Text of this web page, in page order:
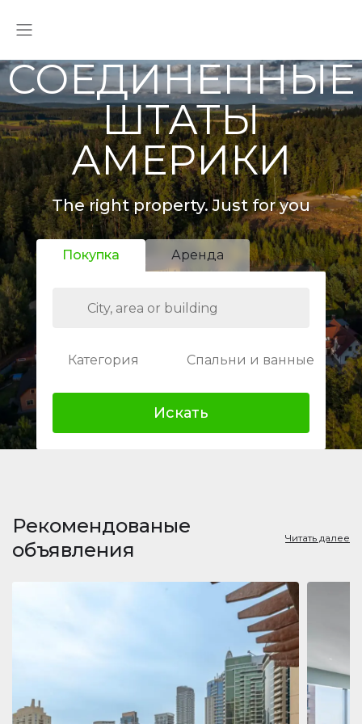
СОЕДИНЕННЫЕ
ШТАТЫ
АМЕРИКИ
The right property. Just for you
Покупка Аренда
Категория Спальни и ванные
Искать
Рекомендованые
объявления
Читать далее